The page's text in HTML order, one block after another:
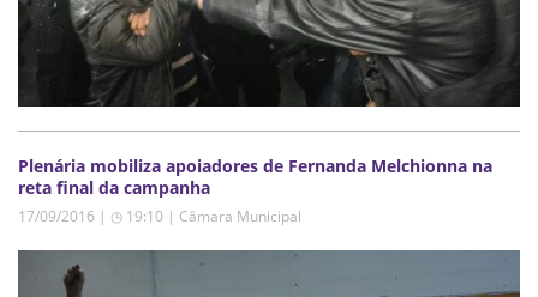
Plenária mobiliza apoiadores de Fernanda Melchionna na
reta final da campanha
17/09/2016 | ◷ 19:10 | Câmara Municipal